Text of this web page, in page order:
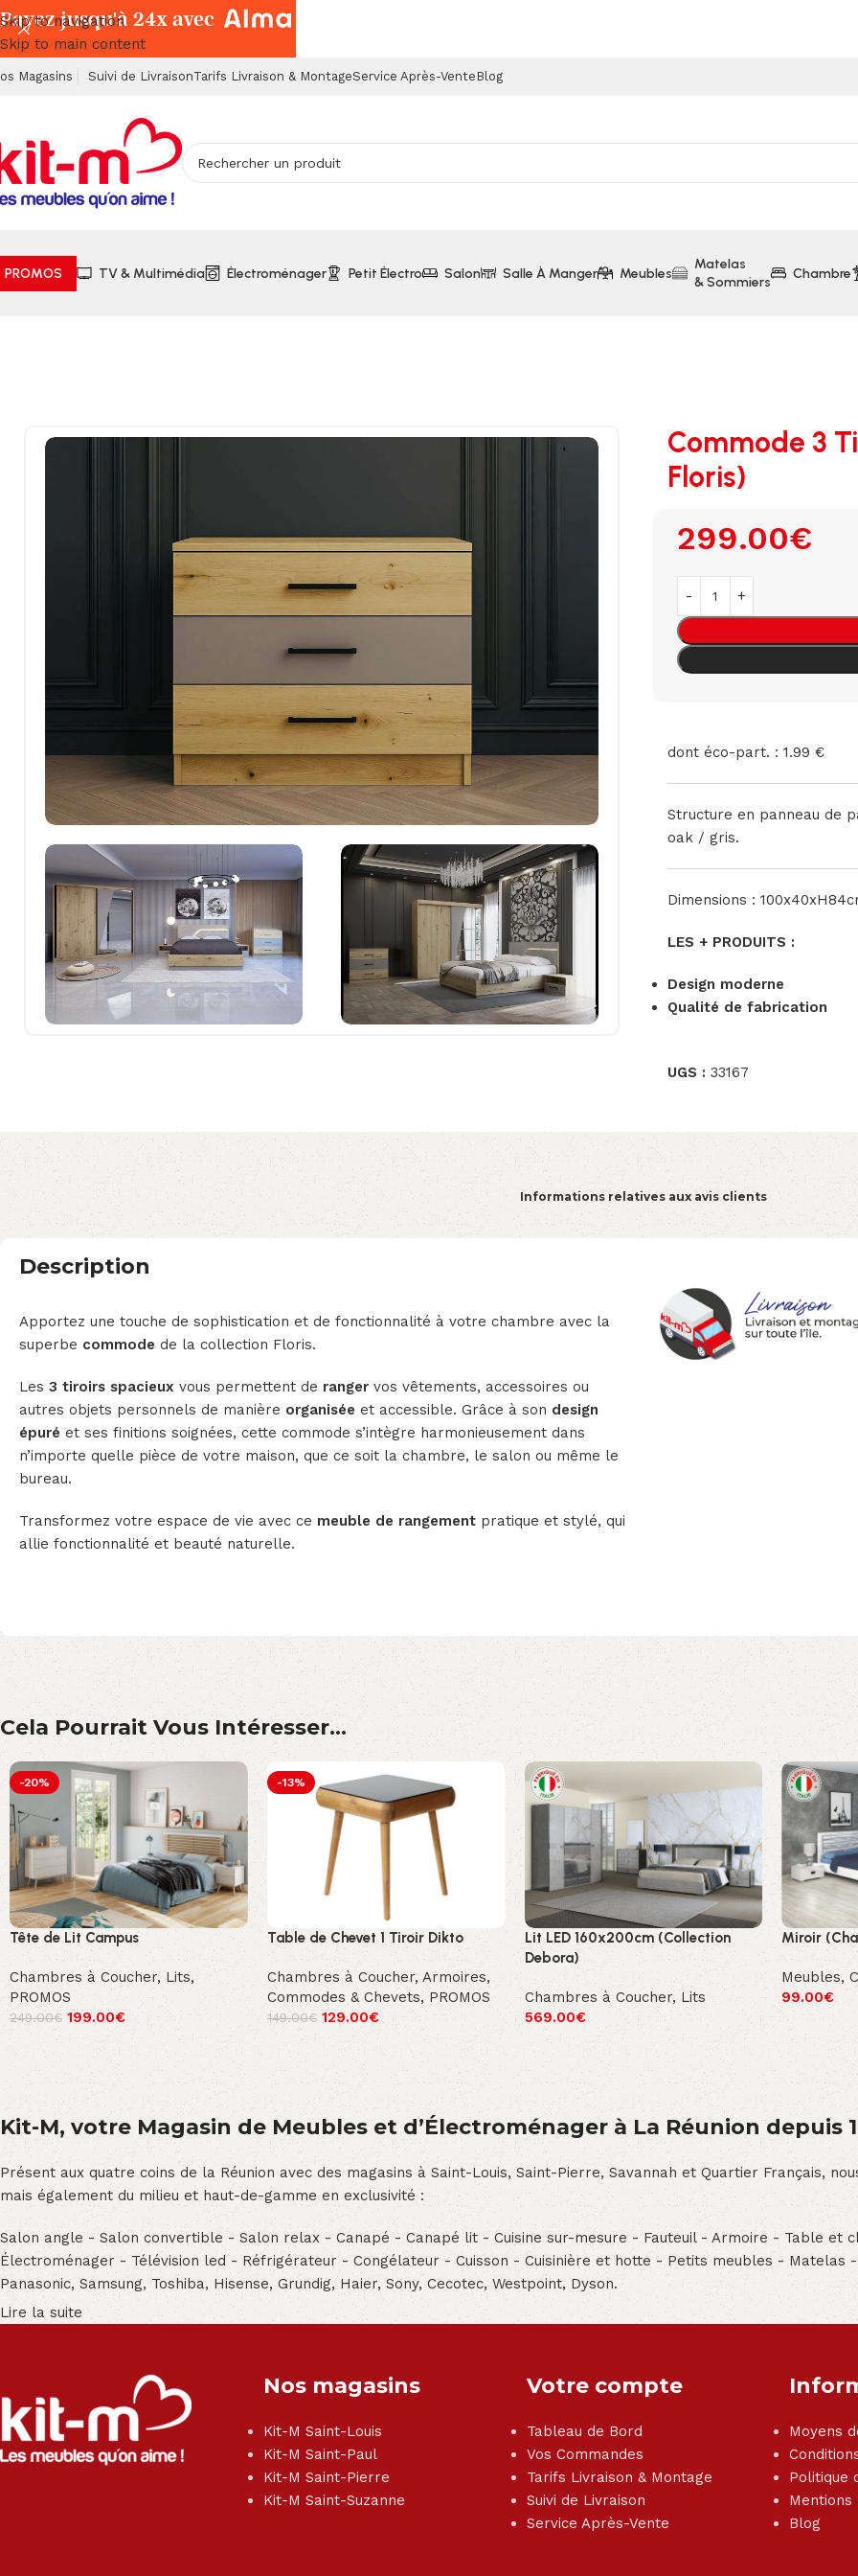
Skip to navigation
Skip to main content
Magasins Suivi de LivraisonTarifs Livraison & MontageService Après-Vente Blog
PROMOS TV & Multimédia Électroménager Petit Électro Salon Salle À Manger Meubles
Matelas
& Sommiers
Chambre
Commode 3
Floris)
299.00€
dont éco-part. : 1.99 €
Structure en panneau de
oak / gris.
Dimensions :
LES + PRODUITS :
Design moderne
Qualité de fabrication
UGS : 33167
Informations relatives aux avis clients
Description
Apportez une touche de sophistication et de fonctionnalité à votre chambre avec la
superbe commode de la collection Floris.
Les 3 tiroirs spacieux vous permettent de ranger vos vêtements, accessoires ou
autres objets personnels de manière organisée et accessible. Grâce à son design
épuré et ses finitions soignées, cette commode s’intègre harmonieusement dans
n’importe quelle pièce de votre maison, que ce soit la chambre, le salon ou même le
bureau.
Transformez votre espace de vie avec ce meuble de rangement pratique et stylé, qui
allie fonctionnalité et beauté naturelle.
Cela Pourrait Vous Intéresser...
-20%
Tête de Lit Campus
Chambres à Coucher, Lits,
PROMOS
249.00€ 199.00€
-13%
Table de Chevet 1 Tiroir Dikto
Chambres à Coucher, Armoires,
Commodes & Chevets,PROMOS
149.00€ 129.00€
Lit LED 160x200cm (Collection
Debora)
Chambres à Coucher, Lits
569.00€
Miroir
Meubles,
99.00€
Kit-M, votre Magasin de Meubles et d’Électroménager à La Réunion depuis
Présent aux quatre coins de la Réunion avec des magasins à Saint-Louis, Saint-Pierre, Savannah et Quartier Français,
mais également du milieu et haut-de-gamme en exclusivité :
Salon angle - Salon convertible - Salon relax - Canapé - Canapé lit - Cuisine sur-mesure - Fauteuil - Armoire - Table
Électroménager - Télévision led - Réfrigérateur - Congélateur - Cuisson - Cuisinière et hotte - Petits meubles - Matelas
Panasonic, Samsung, Toshiba, Hisense, Grundig, Haier, Sony, Cecotec, Westpoint, Dyson.
Lire la suite
Nos magasins
Kit-M Saint-Louis
Kit-M Saint-Paul
Kit-M Saint-Pierre
Kit-M Saint-Suzanne
Votre compte
Tableau de Bord
Vos Commandes
Tarifs Livraison & Montage
Suivi de Livraison
Service Après-Vente
Moyens
Politique
Mentions
Blog
Payez jusqu'à 24x avec